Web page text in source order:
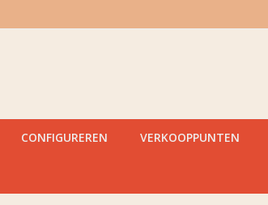
CONFIGUREREN VERKOOPPUNTEN